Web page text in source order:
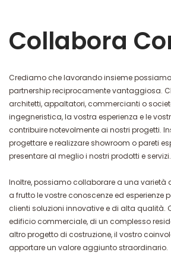
Collabora
Crediamo che lavorando insieme
partnership reciprocamente vantaggiosa.
architetti, appaltatori, commercianti o
ingegneristica, la vostra esperienza e le
contribuire notevolmente ai nostri progetti.
progettare e realizzare showroom o pareti
presentare al meglio i nostri prodotti e servizi.
Inoltre, possiamo collaborare a una varietà
a frutto le vostre conoscenze ed esperienze
clienti soluzioni innovative e di alta qualità.
edificio commerciale, di un complesso
altro progetto di costruzione, il vostro
apportare un valore aggiunto straordinario.